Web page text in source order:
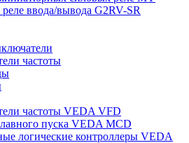
ввода/вывода G2RV-SR
частоты
частоты VEDA VFD
пуска VEDA MCD
логические контроллеры VEDA